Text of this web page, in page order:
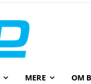
MERE OM